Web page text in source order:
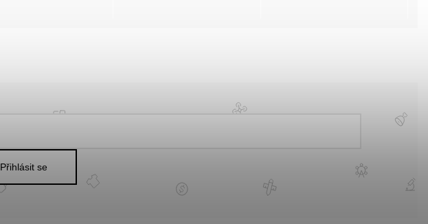
Přihlásit se